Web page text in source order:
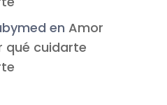
en Amor
qué cuidarte